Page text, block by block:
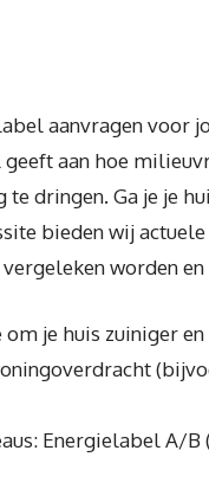
aanvragen voor
aan hoe
dringen. Ga je je
bieden wij
worden
je huis zuiniger
Energielabel A/